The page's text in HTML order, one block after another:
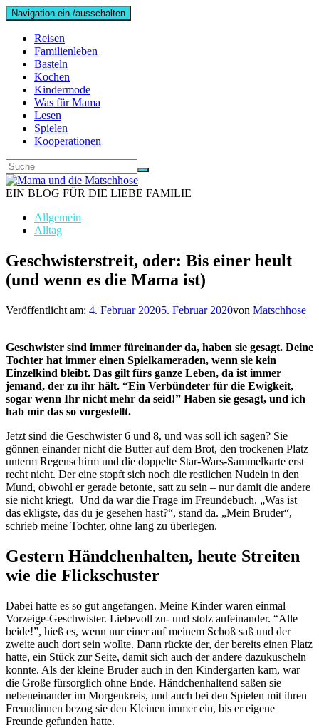
Navigation ein-/ausschalten
Reisen
Familienleben
Basteln
Kochen
Kindermode
Was für Mama
Lesen
Spielen
Kooperationen
EIN BLOG FÜR DIE LIEBE FAMILIE
Allgemein
Alltag
Geschwisterstreit, oder: Bis einer heult
(und wenn es die Mama ist)
Veröffentlicht am: 4. Februar 20205. Februar 2020von Matschhose
Geschwister sind immer füreinander da, haben sie gesagt. Deine
Tochter hat immer einen Spielkameraden, wenn sie kein
Einzelkind bleibt. Das gilt fürs ganze Leben, da ist immer
jemand, der zu ihr hält. “Ein Verbündeter für die Ewigkeit,
sogar wenn Ihr nicht mehr da seid!” Haben sie gesagt, und ich
hab mir das so vorgestellt.
Jetzt sind die Geschwister 6 und 8, und was soll ich sagen? Sie
gönnen einander nicht die Butter auf dem Brot, den trockenen Platz
unterm Regenschirm und die doppelte Star-Wars-Sammelkarte erst
recht nicht. Der eine stopft sich noch die restlichen Nudeln in den
Mund, obwohl er gerade betonte, satt zu sein – nur damit die andere
sie nicht kriegt. Und da war die Frage im Freundebuch. „Was ist
das ekligste, das du je gesehen hast?“, stand da. „Mein Bruder“,
schrieb meine Tochter, ohne lang zu überlegen.
Gestern Händchenhalten, heute Streiten
wie die Flickschuster
Dabei hatte es so gut angefangen. Meine Kinder waren einmal
Vorzeige-Geschwister. Liebevoll zu- und stolz aufeinander. “Alle
beide!”, hieß es, wenn nur einer auf meinem Schoß saß und der
zweite auch dort sein wollte. Dann rückte der, der bereits einen Platz
hatte, ein Stück zur Seite, damit sich auch der andere dazukuscheln
konnte. Als der kleine Bruder auch in den Kindergarten kam, war
die Große fürsorglich ohne Ende. Händchenhaltend saßen sie
nebeneinander im Morgenkreis, und auch bei den Spielen mit ihren
Freundinnen bezog sie den Kleinen immer ein, bis er eigene
Freunde gefunden hatte.